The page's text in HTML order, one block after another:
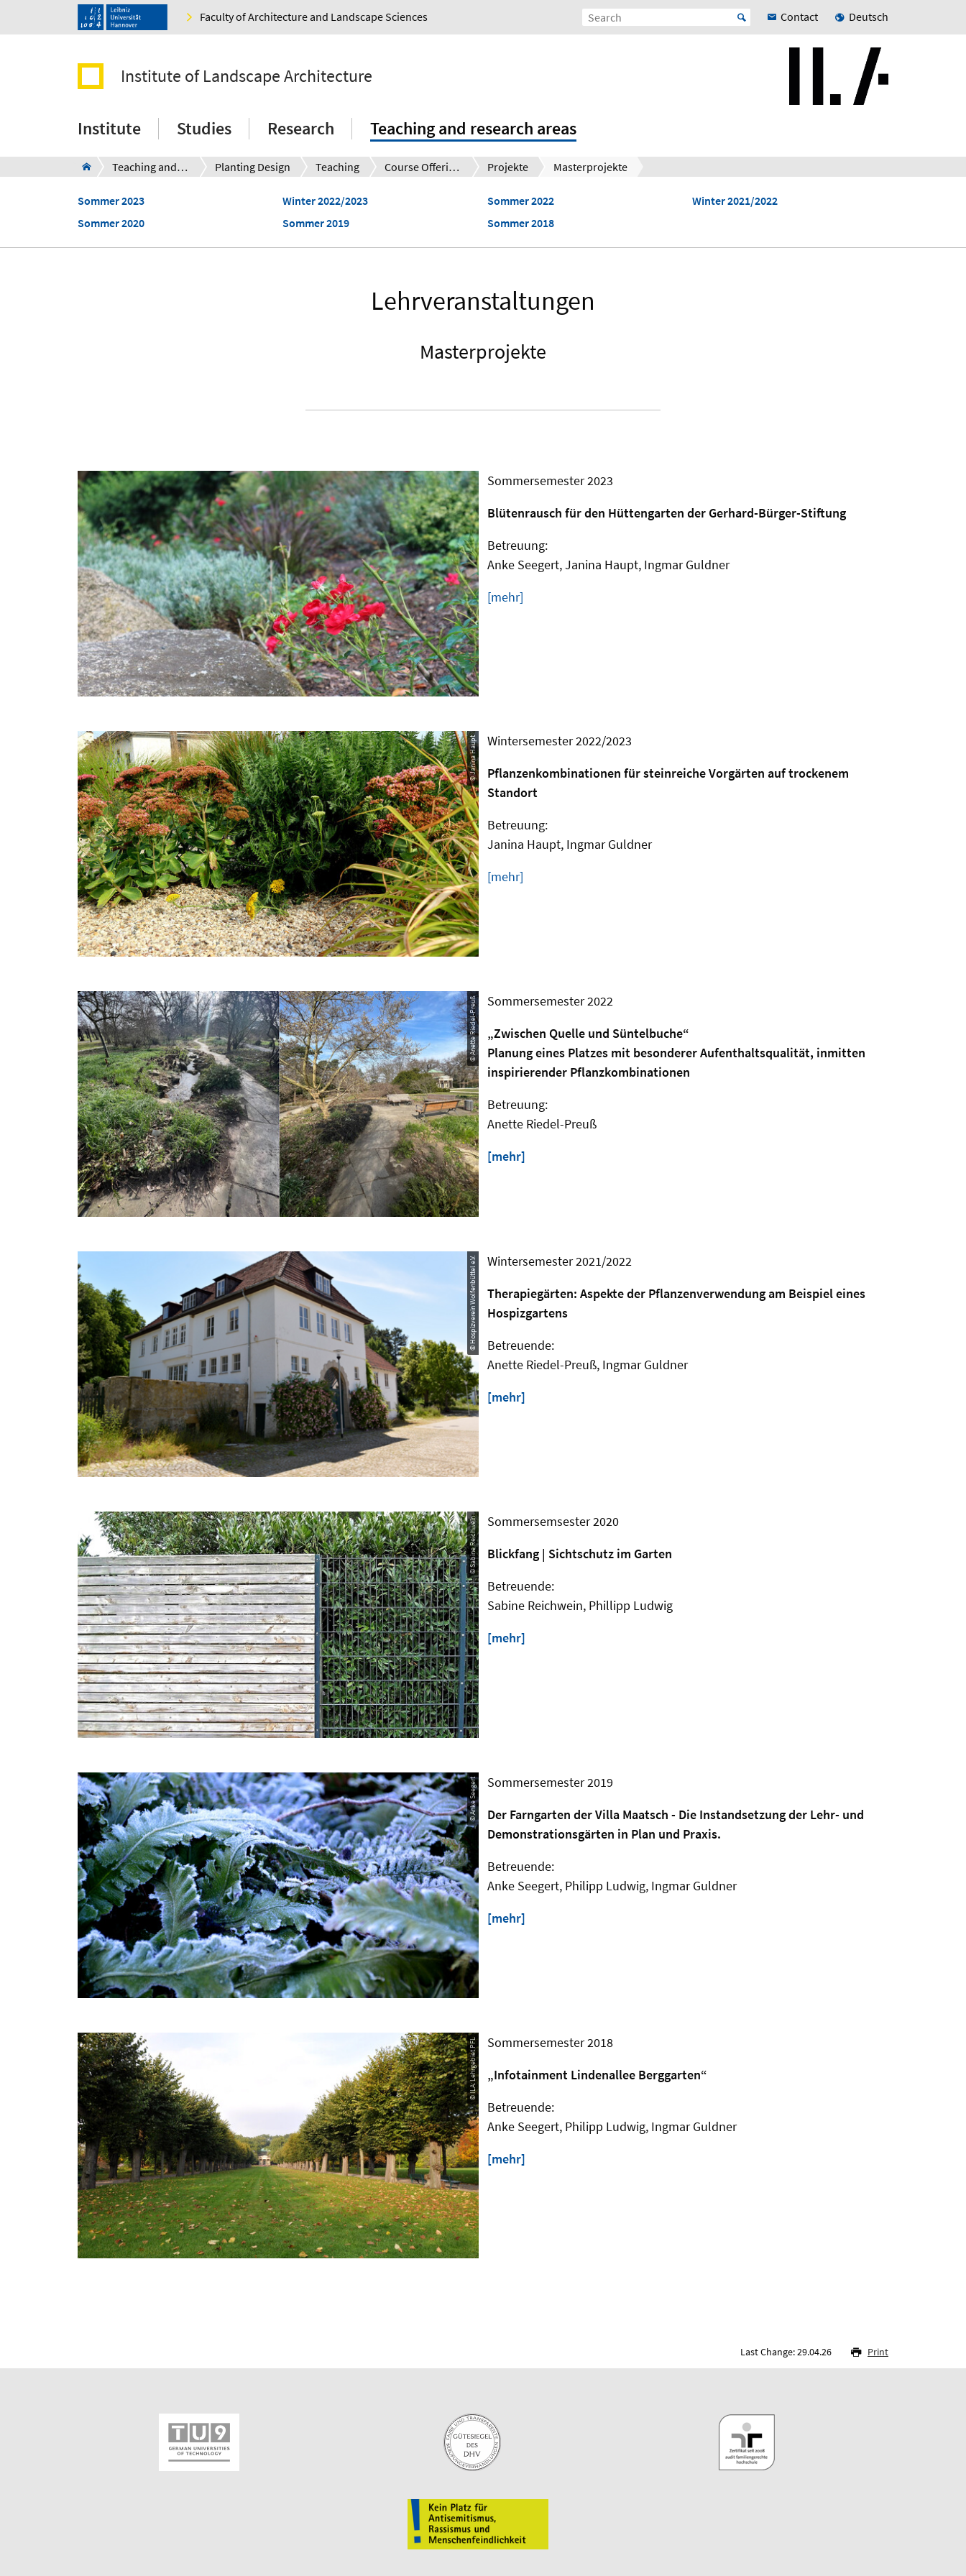
Faculty of Architecture and Landscape Sciences Contact Deutsch
Institute of Landscape Architecture
Institute Studies Research Teaching and research areas
Teaching and research areas Planting Design Teaching Course Offerings Projekte Masterprojekte
Sommer 2023
Sommer 2020
Winter 2022/2023
Sommer 2019
Sommer 2022
Sommer 2018
Winter 2021/2022
Lehrveranstaltungen
Masterprojekte
Sommersemester 2023
Blütenrausch für den Hüttengarten der Gerhard-Bürger-Stiftung
Betreuung:
Anke Seegert, Janina Haupt, Ingmar Guldner
[mehr]
© Janina Haupt
Wintersemester 2022/2023
Pflanzenkombinationen für steinreiche Vorgärten auf trockenem
Standort
Betreuung:
Janina Haupt, Ingmar Guldner
[mehr]
© Anette Riedel-Preuß
Sommersemester 2022
„Zwischen Quelle und Süntelbuche“
Planung eines Platzes mit besonderer Aufenthaltsqualität, inmitten
inspirierender Pflanzkombinationen
Betreuung:
Anette Riedel-Preuß
[mehr]
© Hospizverein Wolfenbüttel e.V.
Wintersemester 2021/2022
Therapiegärten: Aspekte der Pflanzenverwendung am Beispiel eines
Hospizgartens
Betreuende:
Anette Riedel-Preuß, Ingmar Guldner
[mehr]
© Sabine Reichwein
Sommersemsester 2020
Blickfang | Sichtschutz im Garten
Betreuende:
Sabine Reichwein, Phillipp Ludwig
[mehr]
© Anke Seegert
Sommersemester 2019
Der Farngarten der Villa Maatsch - Die Instandsetzung der Lehr- und
Demonstrationsgärten in Plan und Praxis.
Betreuende:
Anke Seegert, Philipp Ludwig, Ingmar Guldner
[mehr]
© ILA: Lehrgebiet PFL
Sommersemester 2018
„Infotainment Lindenallee Berggarten“
Betreuende:
Anke Seegert, Philipp Ludwig, Ingmar Guldner
[mehr]
Last Change: 29.04.26 Print